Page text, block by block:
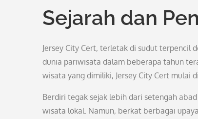
Sejarah dan
Jersey City Cert, terletak di sudut terpencil
dunia pariwisata dalam beberapa tahun
wisata yang dimiliki, Jersey City Cert mulai
Berdiri tegak sejak lebih dari setengah
wisata lokal. Namun, berkat berbagai